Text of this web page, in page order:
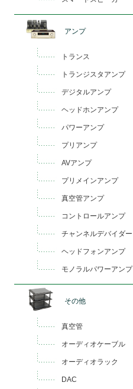
アンプ
トランス
トランジスタアンプ
デジタルアンプ
ヘッドホンアンプ
パワーアンプ
プリアンプ
AVアンプ
プリメインアンプ
真空管アンプ
コントロールアンプ
チャンネルデバイダー
ヘッドフォンアンプ
モノラルパワーアンプ
その他
真空管
オーディオケーブル
オーディオラック
DAC